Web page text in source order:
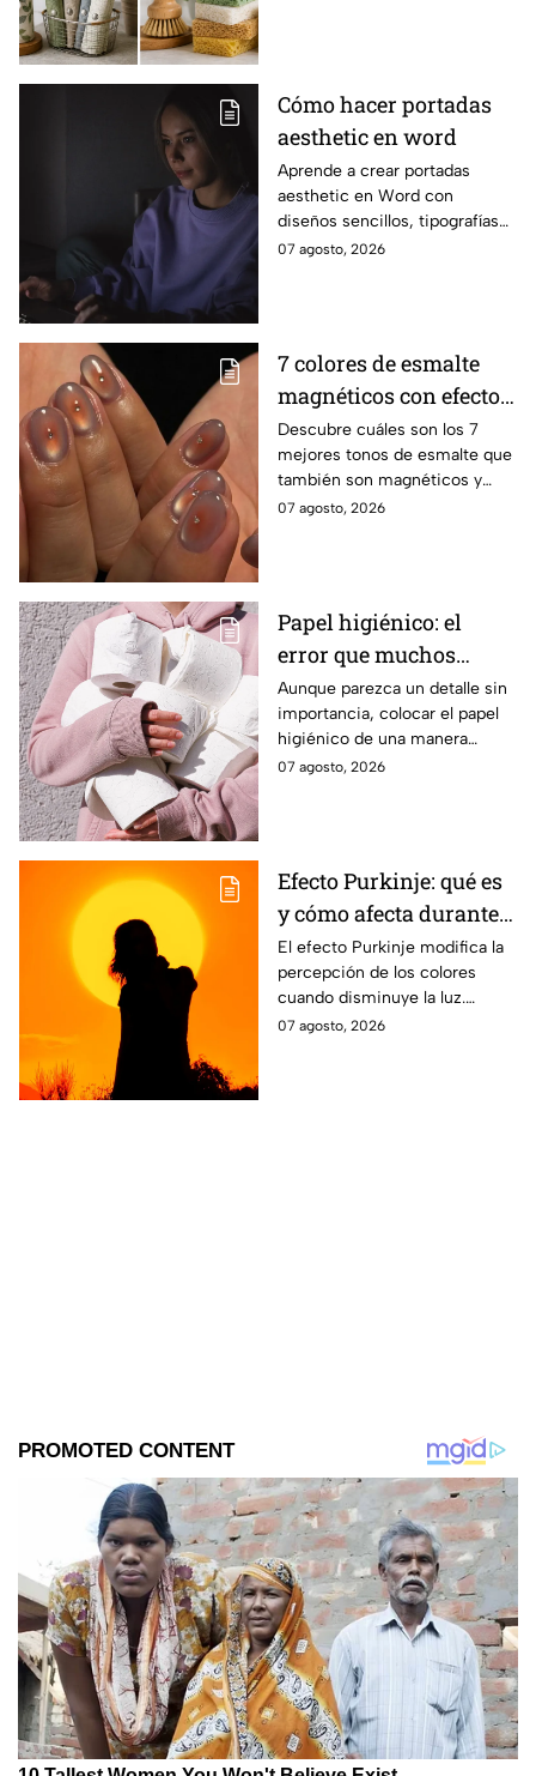
Cómo hacer portadas
aesthetic en word
Aprende a crear portadas
aesthetic en Word con
diseños sencillos, tipografías
bonitas y detalles visuales que
07 agosto, 2026
7 colores de esmalte
magnéticos con efecto
ojo de gato para lucir
manos elegantes
Descubre cuáles son los 7
mejores tonos de esmalte que
también son magnéticos y
sirven para realizar el efecto
07 agosto, 2026
Papel higiénico: el
error que muchos
cometen al colocarlo
Aunque parezca un detalle sin
importancia, colocar el papel
higiénico de una manera
específica puede favorecer la
07 agosto, 2026
Efecto Purkinje: qué es
y cómo afecta durante
un eclipse
El efecto Purkinje modifica la
percepción de los colores
cuando disminuye la luz.
Conoce por qué el verde y el
07 agosto, 2026